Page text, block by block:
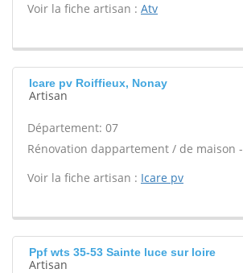
Voir la fiche artisan : Atv
Icare pv Roiffieux, Nonay
Artisan
Département: 07
Rénovation dappartement / de maison -
Voir la fiche artisan : Icare pv
Ppf wts 35-53 Sainte luce sur loire
Artisan